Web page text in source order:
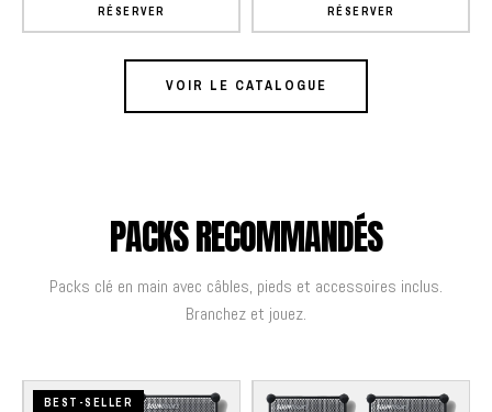
RÉSERVER RÉSERVER
VOIR LE CATALOGUE
PACKS RECOMMANDÉS
Packs clé en main avec câbles, pieds et accessoires inclus.
Branchez et jouez.
BEST-SELLER